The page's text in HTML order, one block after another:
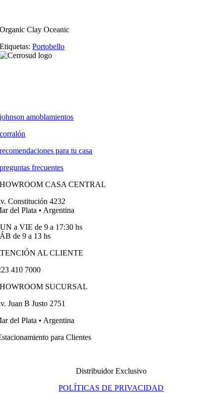
Organic Clay Oceanic
Etiquetas:Portobello
johnson amoblamientos
corralón
recomendaciones para tu casa
preguntas frecuentes
CASA CENTRAL
Constitución 4232
del Plata • Argentina
a VIE de 9 a 17:30 hs
de 9 a 13 hs
AL CLIENTE
410 7000
SUCURSAL
Juan B Justo 2751
del Plata • Argentina
para Clientes
Distribuidor Exclusivo
POLÍTICAS DE PRIVACIDAD